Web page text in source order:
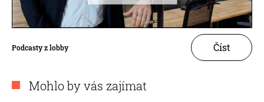
Podcasty z lobby Číst
Mohlo by vás zajímat